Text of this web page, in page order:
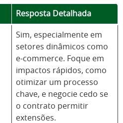
Resposta Detalhada
Sim, especialmente em
setores dinâmicos como
e-commerce. Foque em
impactos rápidos, como
otimizar um processo
chave, e negocie cedo se
o contrato permitir
extensões.